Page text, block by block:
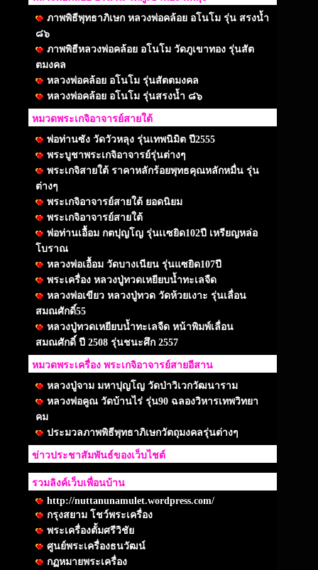
ภาพพิธีพุทธาภิเษก หลวงพ่อคล้อย อโนโม รุ่น สรงน้ำ
๘๖
ภาพพิธีหลวงพ่อคล้อย อโนโม วัดภูเขาทอง รุ่นสัต
ตมงคล
หลวงพ่อคล้อย อโนโม รุ่นสัตตมงคล
หลวงพ่อคล้อย อโนโม รุ่นสรงน้ำ ๘๖
หมวดพระเกจิอาจารย์สายใต้
พ่อท่านซัง วัดวัวหลุง รุ่นเทพนิมิต ปี2555
พระบูชาพระเกจิอาจารย์รุ่นต่างๆ
พระเกจิสายใต้ ราคาหลักร้อยพุทธคุณหลักหมื่น รุ่น
ต่างๆ
พระเกจิอาจารย์สายใต้ ยอดนิยม
พระเกจิอาจารย์สายใต้
พ่อท่านเอื้อม กตปุญโญ รุ่นเเซยิด102ปี เหรียญหล่อ
โบราณ
หลวงพ่อเอื้อม วัดบางเนียน รุ่นแซยิด107ปี
พระเครื่อง หลวงปู่ทวดเหยียบน้ำทะเลจืด
หลวงพ่อเขียว หลวงปู่ทวด วัดห้วยเงาะ รุ่นเลื่อน
สมณศักดิ์55
หลวงปู่ทวดเหยียบน้ำทะเลจืด หน้าพิมพ์เลื่อน
สมณศักดิ์ ปี 2508 รุ่นชนะศึก 2557
หมวดพระเครื่อง พระเกจิอาจารย์สายอีสาน
หลวงปู่จาม มหาปุญโญ วัดป่าวิเวกวัฒนาราม
หลวงพ่อคูณ วัดบ้านไร่ รุ่น90 ฉลองวิหารเทพวิทยา
คม
ประมวลภาพพิธีพุทธาภิเษกวัตถุมงคลรุ่นต่างๆ
ข่าวประชาสัมพันธ์ของเว็บไชต์
รวมลิงค์เว็บเพื่อนบ้าน
http://nuttanunamulet.wordpress.com/
กรุงสยาม โชว์พระเครื่อง
พระเครื่องตั้มศรีวิชัย
ศูนย์พระเครื่องธนวัฒน์
กฏหมายพระเครื่อง